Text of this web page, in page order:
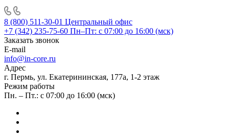
8 (800) 511-30-01 Центральный офис
+7 (342) 235-75-60 Пн–Пт: с 07:00 до 16:00 (мск)
Заказать звонок
E-mail
info@in-core.ru
Адрес
г. Пермь, ул. ​Екатерининская, 177а, ​1-2 этаж
Режим работы
Пн. – Пт.: с 07:00 до 16:00 (мск)